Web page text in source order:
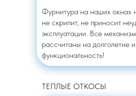
ТЕПЛЫЕ ОТКОСЫ
Фурнитура на наших окнах
не скрипит, не приносит
эксплуатации. Все
рассчитаны на долголетие
функциональность!